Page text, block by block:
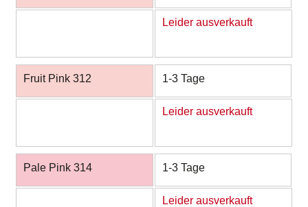
Leider ausverkauft
Fruit Pink 312 1-3 Tage
Leider ausverkauft
Pale Pink 314 1-3 Tage
Leider ausverkauft